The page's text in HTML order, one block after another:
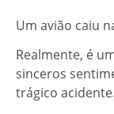
Um avião caiu na França matando 150 pessoas.
Realmente, é
sinceros
trágico acidente.